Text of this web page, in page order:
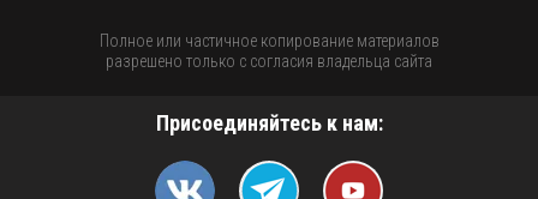
Полное или частичное копирование материалов
разрешено только с согласия владельца сайта
Присоединяйтесь к нам: